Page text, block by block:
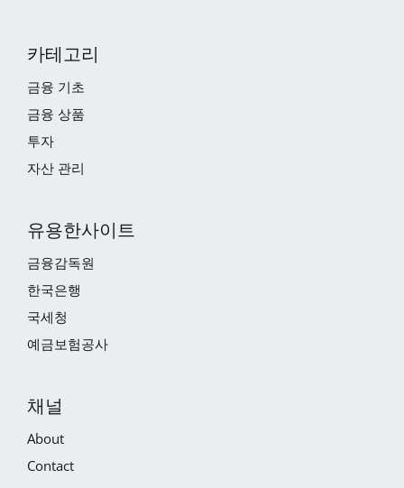
카테고리
금융 기초
금융 상품
투자
자산 관리
유용한사이트
금융감독원
한국은행
국세청
예금보험공사
채널
About
Contact